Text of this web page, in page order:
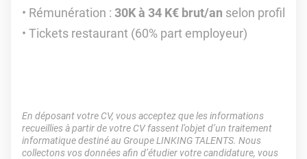
Rémunération : 30K à 34 K€ brut/an selon profil
Tickets restaurant (60% part employeur)
En déposant votre CV, vous acceptez que les informations
recueillies à partir de votre CV fassent l’objet d’un traitement
informatique destiné au Groupe LINKING TALENTS. Nous
collectons vos données afin d’étudier votre candidature, vous